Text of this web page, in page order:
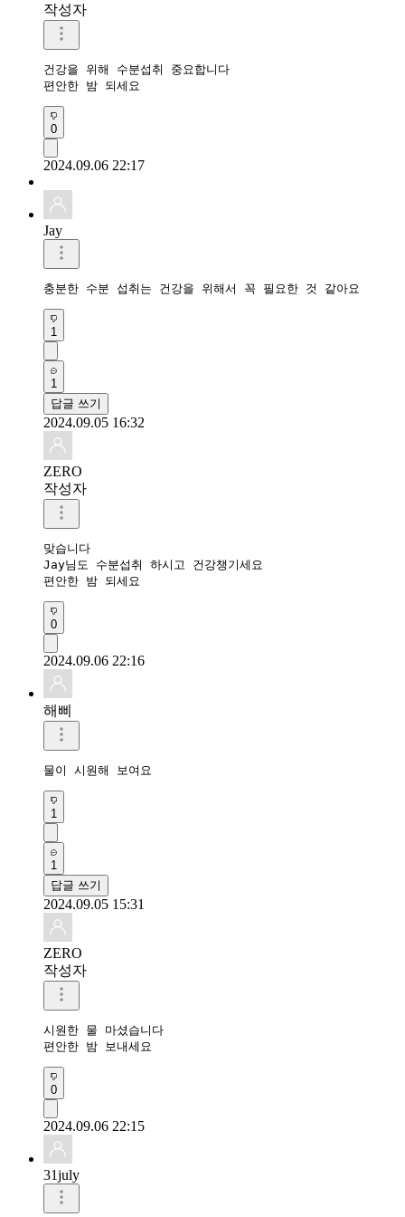
작성자
건강을 위해 수분섭취 중요합니다
편안한 밤 되세요
0
2024.09.06 22:17
Jay
충분한 수분 섭취는 건강을 위해서 꼭 필요한 것 같아요
1
1
답글 쓰기
2024.09.05 16:32
ZERO
작성자
맞습니다
Jay님도 수분섭취 하시고 건강챙기세요
편안한 밤 되세요
0
2024.09.06 22:16
해삐
물이 시원해 보여요
1
1
답글 쓰기
2024.09.05 15:31
ZERO
작성자
시원한 물 마셨습니다
편안한 밤 보내세요
0
2024.09.06 22:15
31july